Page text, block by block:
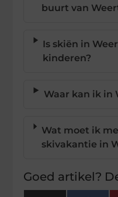
buurt van
Is skiën in
kinderen?
Waar kan ik in
Wat moet ik
skivakantie in
Goed artikel?